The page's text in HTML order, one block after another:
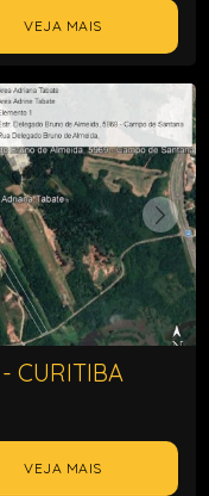
VEJA MAIS
CURITIBA
VEJA MAIS